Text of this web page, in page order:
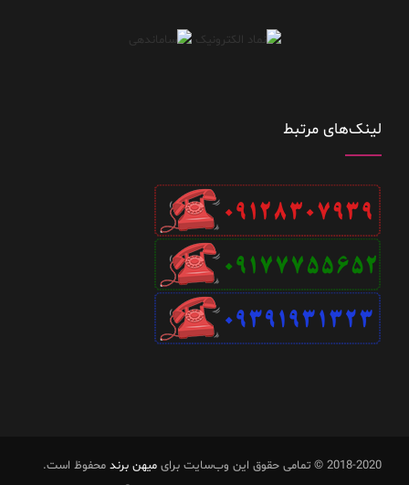
لینک‌های مرتبط
2018-2020 © تمامی حقوق این وب‌سایت برای میهن برند محفوظ است.